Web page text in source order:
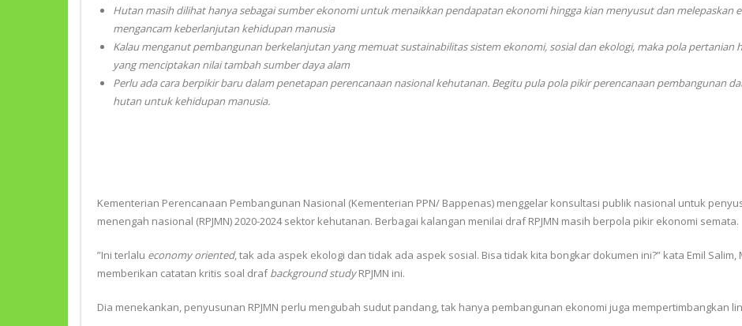
Hutan masih dilihat hanya sebagai sumber ekonomi untuk menaikkan pendapatan ekonomi hingga kian menyusut dan melepaskan
mengancam keberlanjutan kehidupan manusia
Kalau menganut pembangunan berkelanjutan yang memuat sustainabilitas sistem ekonomi, sosial dan ekologi, maka pola pertanian
yang menciptakan nilai tambah sumber daya alam
Perlu ada cara berpikir baru dalam penetapan perencanaan nasional kehutanan. Begitu pula pola pikir perencanaan pembangunan
hutan untuk kehidupan manusia.
Kementerian Perencanaan Pembangunan Nasional (Kementerian PPN/ Bappenas) menggelar konsultasi publik nasional untuk
menengah nasional (RPJMN) 2020-2024 sektor kehutanan. Berbagai kalangan menilai draf RPJMN masih berpola pikir ekonomi semata.
”Ini terlalu economy oriented, tak ada aspek ekologi dan tidak ada aspek sosial. Bisa tidak kita bongkar dokumen ini?” kata Emil
memberikan catatan kritis soal drafbackground studyRPJMN ini.
Dia menekankan, penyusunan RPJMN perlu mengubah sudut pandang, tak hanya pembangunan ekonomi juga mempertimbangkan